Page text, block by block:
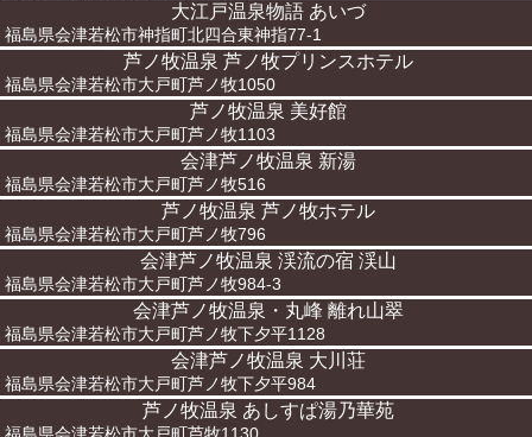
大江戸温泉物語 あいづ
福島県会津若松市神指町北四合東神指77-1
芦ノ牧温泉 芦ノ牧プリンスホテル
福島県会津若松市大戸町芦ノ牧1050
芦ノ牧温泉 美好館
福島県会津若松市大戸町芦ノ牧1103
会津芦ノ牧温泉 新湯
福島県会津若松市大戸町芦ノ牧516
芦ノ牧温泉 芦ノ牧ホテル
福島県会津若松市大戸町芦ノ牧796
会津芦ノ牧温泉 渓流の宿 渓山
福島県会津若松市大戸町芦ノ牧984-3
会津芦ノ牧温泉・丸峰 離れ山翠
福島県会津若松市大戸町芦ノ牧下夕平1128
会津芦ノ牧温泉 大川荘
福島県会津若松市大戸町芦ノ牧下夕平984
芦ノ牧温泉 あしすぱ湯乃華苑